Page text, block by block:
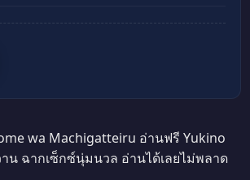
wa Machigatteiru อ่านฟรี Yukino
ฉากเซ็กซ์นุ่มนวล อ่านได้เลยไม่พลาด